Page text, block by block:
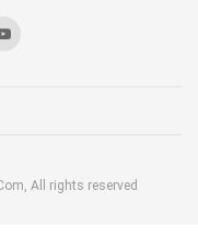
All rights reserved